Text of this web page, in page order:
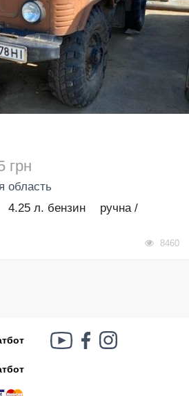
корабель, іди нах..й!
грн
область
4.25 л. бензин
ручна /
8460